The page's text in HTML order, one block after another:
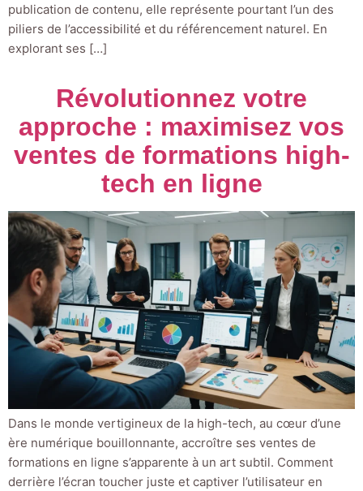
publication de contenu, elle représente pourtant l’un des
piliers de l’accessibilité et du référencement naturel. En
explorant ses […]
Révolutionnez votre
approche : maximisez vos
ventes de formations high-
tech en ligne
Dans le monde vertigineux de la high-tech, au cœur d’une
ère numérique bouillonnante, accroître ses ventes de
formations en ligne s’apparente à un art subtil. Comment
derrière l’écran toucher juste et captiver l’utilisateur en